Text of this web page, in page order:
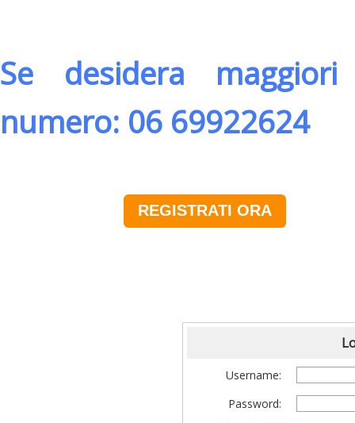
Se desidera
numero: 06 69922624
REGISTRATI ORA
Username:
Password: